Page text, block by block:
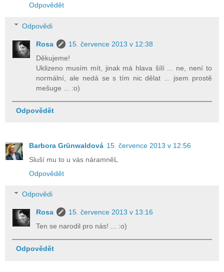
Odpovědět
Odpovědi
Rosa
15. července 2013 v 12:38
Děkujeme!
Uklizeno musím mít, jinak má hlava šílí ... ne, není to
normální, ale nedá se s tím nic dělat ... jsem prostě
mešuge ... :o)
Odpovědět
Barbora Grünwaldová 15. července 2013 v 12:56
Sluší mu to u vás náramněL
Odpovědět
Odpovědi
Rosa
15. července 2013 v 13:16
Ten se narodil pro nás! ... :o)
Odpovědět